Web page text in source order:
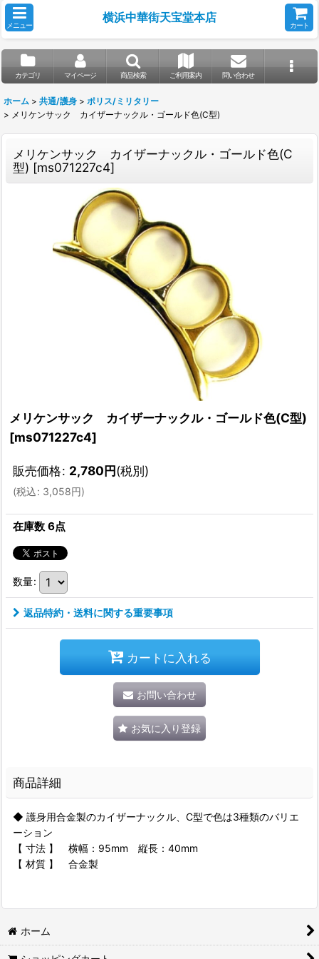
メニュー
横浜中華街天宝堂本店
カート
カテゴリ マイページ 商品検索 ご利用案内 問い合わせ
ホーム > 共通/護身 > ポリス/ミリタリー
> メリケンサック カイザーナックル・ゴールド色(C型)
メリケンサック カイザーナックル・ゴールド色(C
型) [ms071227c4]
メリケンサック カイザーナックル・ゴールド色(C型)
[ms071227c4]
販売価格: 2,780円(税別)
(税込: 3,058円)
在庫数 6点
数量:
返品特約・送料に関する重要事項
カートに入れる
お問い合わせ
お気に入り登録
商品詳細
◆ 護身用合金製のカイザーナックル、C型で色は3種類のバリエ
ーション
【 寸法 】 横幅：95mm 縦長：40mm
【 材質 】 合金製
ホーム